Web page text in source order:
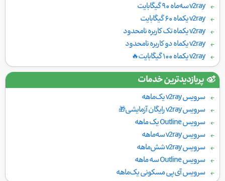
v2ray سه‌ماه ۹۰ گیگابایت
v2ray یکماه ۶۰ گیگابایت
v2ray یکماه تک کاربره نامحدود
v2ray یکماه دو کاربره نامحدود
v2ray یکماه ۱۰۰ گیگابایت🔥
پربازدیدترین خدمات
سرویس v2ray یک‌ماهه
سرویس v2ray رایگان آزمایشی🎁
سرویس Outline یک ماهه
سرویس v2ray سه‌ماهه
سرویس v2ray شش‌ماهه
سرویس Outline سه ماهه
سرویس آی‌پی مسکونی یک‌ماهه